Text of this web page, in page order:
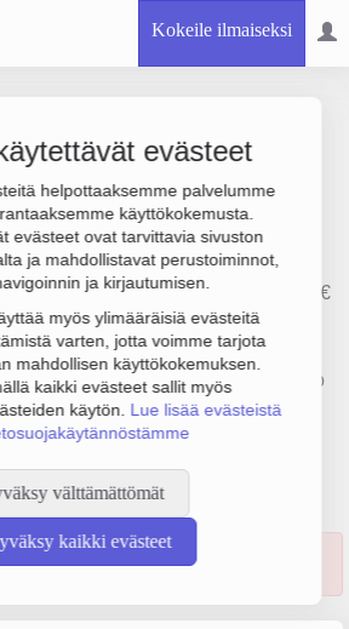
Kokeile ilmaiseksi
evästeet
helpottaaksemme palvelumme
käyttökokemusta.
evästeet ovat tarvittavia sivuston
ja mahdollistavat perustoiminnot,
ja kirjautumisen.
myös ylimääräisiä evästeitä
varten, jotta voimme tarjota
mahdollisen käyttökokemuksen.
kaikki evästeet sallit myös
käytön. Lue lisää evästeistä
välttämättömät
kaikki evästeet
J. W. Virtanen Oy
Virtanen Oy liikevaihto on 1.4 milj. €
on Leivän valmistus,
ja kakkujen valmistus,
sijainti Lohja. Yrityksen yhtiömuoto
Päättäjätiedot
11.09.2025 alkaen.